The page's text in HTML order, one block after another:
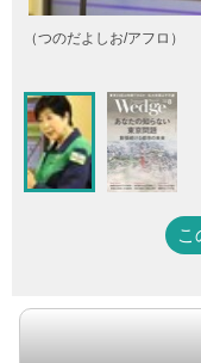
（つのだよしお/アフロ）
こ